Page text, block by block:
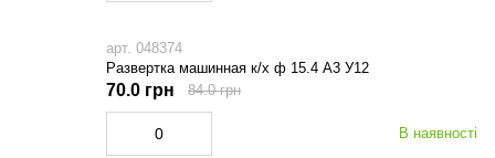
арт. 048374
Развертка машинная к/х ф 15.4 А3 У12
В наявності
70.0 грн 84.0 грн